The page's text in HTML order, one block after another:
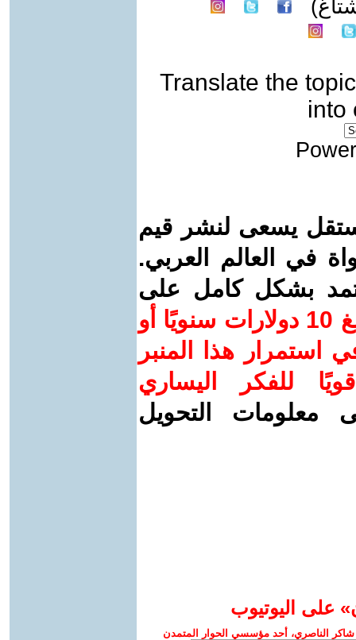
Translate the topic
into
يسعى لنشر قيم
في العالم العربي.
بشكل كامل على
ساهم/ي معنا! بدعمكم بمبلغ 10 دولارات سنويًا أو
استمرار هذا المنبر
للفكر اليساري
معلومات التحويل
على اليوتيوب
الناصري، أحد مؤسسي الحوار المتمدن